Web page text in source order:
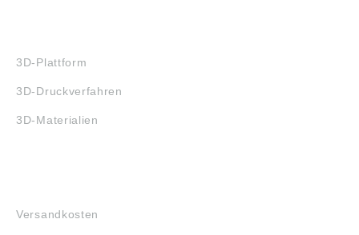
3D-Plattform
3D-Druckverfahren
3D-Materialien
Versandkosten